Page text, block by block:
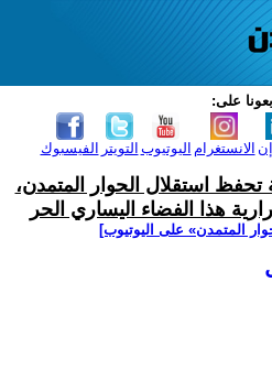
على:
الفيسبوك التويتر اليوتيوب الانستغرام
تحفظ استقلال الحوار المتمدن،
هذا الفضاء اليساري الحر
المتمدن» على اليوتيوب]